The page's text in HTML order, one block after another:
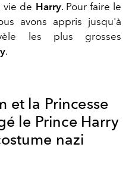
vie de Harry. Pour faire le
avons appris jusqu'à
les plus grosses
.
et la Princesse
le Prince Harry
nazi